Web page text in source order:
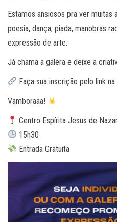
Estamos ansiosos pra ver muitas
poesia, dança, piada, manobras
expressão de arte.
Já chama a galera e deixe a
Faça sua inscrição pelo link na
Vamboraaa!
Centro Espírita Jesus de
15h30
Entrada Gratuita